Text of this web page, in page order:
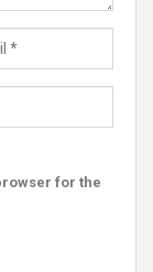
for the